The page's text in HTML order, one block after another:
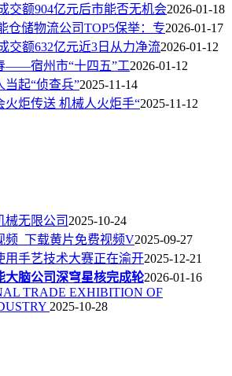
交额904亿元后市能否无机会2026-01-18
仓储物流公司TOP5保举：专2026-01-17
交额632亿元近3日从力净流2026-01-12
——宿州市“十四五”工2026-01-12
当起“侦查兵”2025-11-14
火炬传送 机械人火炬手“2025-11-12
械无限公司2025-10-24
频_下载黄片免费视频V2025-09-27
用手艺技术大赛正在渝开2025-12-21
大脑公司深穹星核完成轮2026-01-16
TRADE EXHIBITION OF
2025-10-28